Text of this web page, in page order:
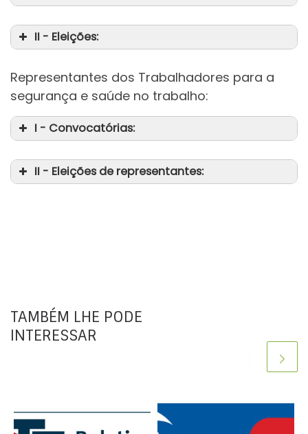
II - Eleições:
Representantes dos Trabalhadores para a
segurança e saúde no trabalho:
I - Convocatórias:
II - Eleições de representantes:
TAMBÉM LHE PODE
INTERESSAR